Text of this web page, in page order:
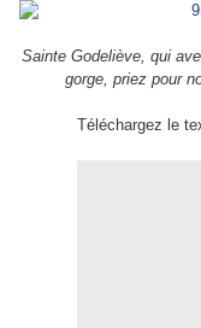
Sainte Godeliève, qui
gorge, priez pour
Téléchargez le